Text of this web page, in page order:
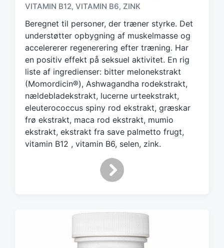
e
w
i
t
h
VITAMIN B12, VITAMIN B6, ZINK
Beregnet til personer, der træner styrke. Det
understøtter opbygning af muskelmasse og
accelererer regenerering efter træning. Har
en positiv effekt på seksuel aktivitet. En rig
liste af ingredienser: bitter melonekstrakt
(Momordicin®), Ashwagandha rodekstrakt,
nældebladekstrakt, lucerne urteekstrakt,
eleuterococcus spiny rod ekstrakt, græskar
frø ekstrakt, maca rod ekstrakt, mumio
ekstrakt, ekstrakt fra save palmetto frugt,
vitamin B12 , vitamin B6, selen, zink.